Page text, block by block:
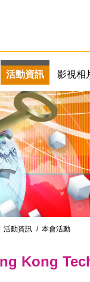
活動資訊 影視相
活動資訊 / 本會活動
Kong